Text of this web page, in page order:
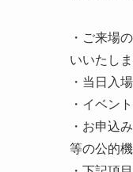
・ご来場
いいたし
・当日入
・イベン
・お申込
等の公的